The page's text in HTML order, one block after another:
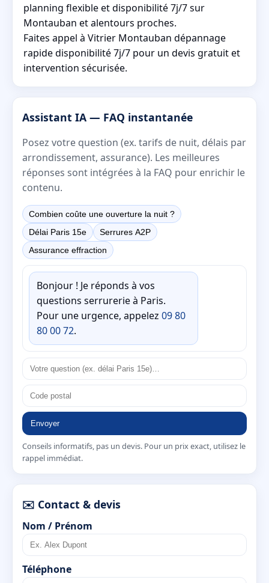
planning flexible et disponibilité 7j/7 sur
Montauban et alentours proches.
Faites appel à Vitrier Montauban dépannage
rapide disponibilité 7j/7 pour un devis gratuit et
intervention sécurisée.
Assistant IA — FAQ instantanée
Posez votre question (ex. tarifs de nuit, délais par
arrondissement, assurance). Les meilleures
réponses sont intégrées à la FAQ pour enrichir le
contenu.
Combien coûte une ouverture la nuit ?
Délai Paris 15e
Serrures A2P
Assurance effraction
Bonjour ! Je réponds à vos
questions serrurerie à Paris.
Pour une urgence, appelez 09 80
80 00 72.
Envoyer
Conseils informatifs, pas un devis. Pour un prix exact, utilisez le
rappel immédiat.
✉️ Contact & devis
Nom / Prénom
Téléphone